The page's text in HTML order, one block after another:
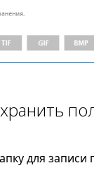
для записи